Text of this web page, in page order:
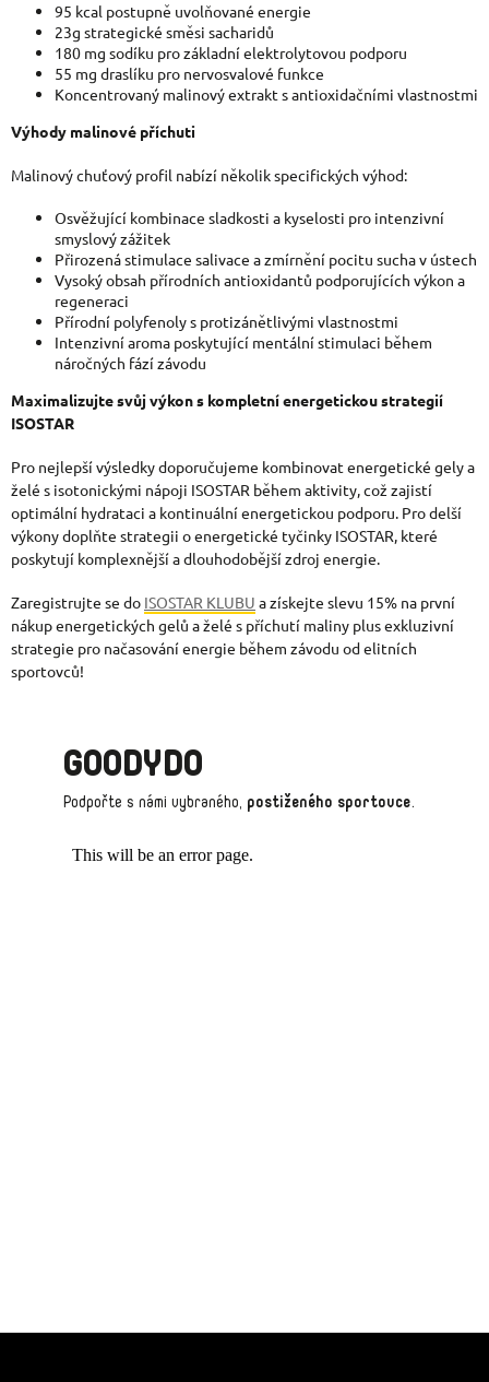
95 kcal postupně uvolňované energie
23g strategické směsi sacharidů
180 mg sodíku pro základní elektrolytovou podporu
55 mg draslíku pro nervosvalové funkce
Koncentrovaný malinový extrakt s antioxidačními vlastnostmi
Výhody malinové příchuti
Malinový chuťový profil nabízí několik specifických výhod:
Osvěžující kombinace sladkosti a kyselosti pro intenzivní
smyslový zážitek
Přirozená stimulace salivace a zmírnění pocitu sucha v ústech
Vysoký obsah přírodních antioxidantů podporujících výkon a
regeneraci
Přírodní polyfenoly s protizánětlivými vlastnostmi
Intenzivní aroma poskytující mentální stimulaci během
náročných fází závodu
Maximalizujte svůj výkon s kompletní energetickou strategií
ISOSTAR
Pro nejlepší výsledky doporučujeme kombinovat energetické gely a
želé s isotonickými nápoji ISOSTAR během aktivity, což zajistí
optimální hydrataci a kontinuální energetickou podporu. Pro delší
výkony doplňte strategii o energetické tyčinky ISOSTAR, které
poskytují komplexnější a dlouhodobější zdroj energie.
Zaregistrujte se do ISOSTAR KLUBU a získejte slevu 15% na první
nákup energetických gelů a želé s příchutí maliny plus exkluzivní
strategie pro načasování energie během závodu od elitních
sportovců!
GOODYDO
Podpořte s námi vybraného, postiženého sportovce.